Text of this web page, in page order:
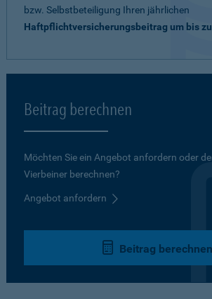
bzw. Selbstbeteiligung Ihren jährlichen
Haftpflichtversicherungsbeitrag um bis zu
Beitrag berechnen
Möchten Sie ein Angebot anfordern oder
Vierbeiner berechnen?
Angebot anfordern
Beitrag berechnen